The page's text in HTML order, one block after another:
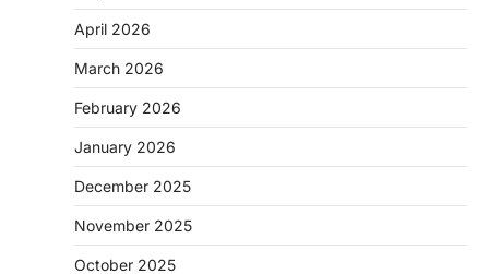
April 2026
March 2026
February 2026
January 2026
December 2025
November 2025
October 2025